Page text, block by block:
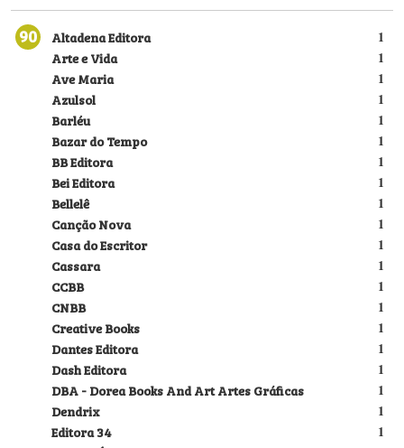
90 1
Altadena Editora
1
Arte e Vida
1
Ave Maria
1
Azulsol
1
Barléu
1
Bazar do Tempo
1
BB Editora
1
Bei Editora
1
Bellelê
1
Canção Nova
1
Casa do Escritor
1
Cassara
1
CCBB
1
CNBB
1
Creative Books
1
Dantes Editora
1
Dash Editora
1
DBA - Dorea Books And Art Artes Gráficas
1
Dendrix
1
Editora 34